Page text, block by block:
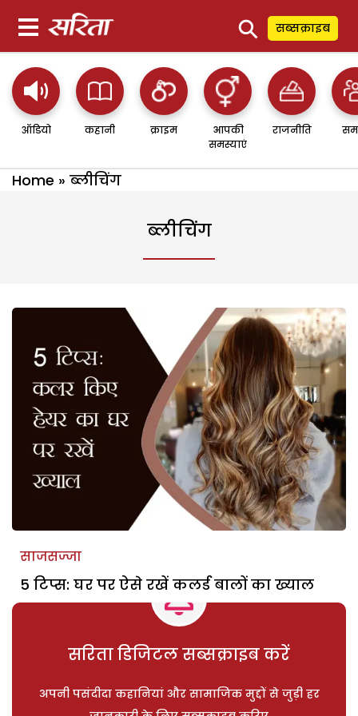
⚲ सब्सक्राइब
ऑडियो कहानी क्राइम
आपकी
समस्याएं
राजनीति
Home » ब्लीचिंग
ब्लीचिंग
साजसज्जा
5 टिप्स: घर पर ऐसे रखें कलर्ड बालों का ख्याल
सरिता डिजिटल सब्सक्राइब करें
अपनी पसंदीदा कहानियां और सामाजिक मुद्दों से जुड़ी हर